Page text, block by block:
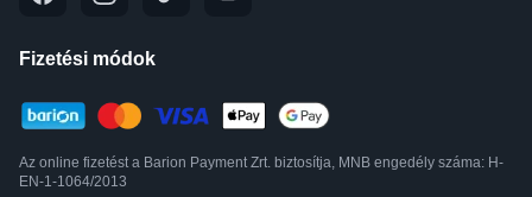
Fizetési módok
Az online fizetést a Barion Payment Zrt. biztosítja, MNB engedély száma: H-
EN-1-1064/2013